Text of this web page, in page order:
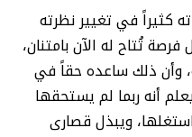
كثيراً في تغيير نظرته
تُتاح له الآن بامتنان،
وأن ذلك ساعده حقاً في
أنه ربما لم يستحقها
ويبذل قصارى